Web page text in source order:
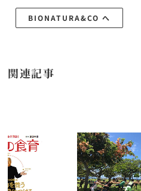
BIONATURA&CO へ
関連記事